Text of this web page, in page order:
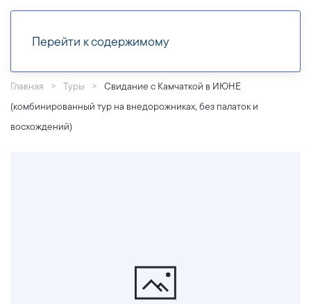
Перейти к содержимому
Главная Туры
Свидание с Камчаткой в ИЮНЕ
(комбинированный тур на внедорожниках, без палаток и
восхождений)